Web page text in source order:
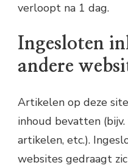
verloopt na 1 dag.
Ingesloten
andere
Artikelen op deze
inhoud bevatten (bijv.
artikelen, etc.).
websites gedraagt